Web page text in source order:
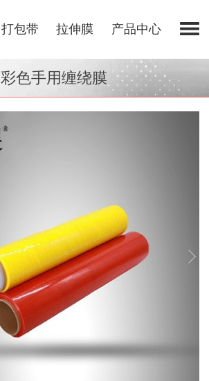
打包带 拉伸膜 产品中心
彩色手用缠绕膜